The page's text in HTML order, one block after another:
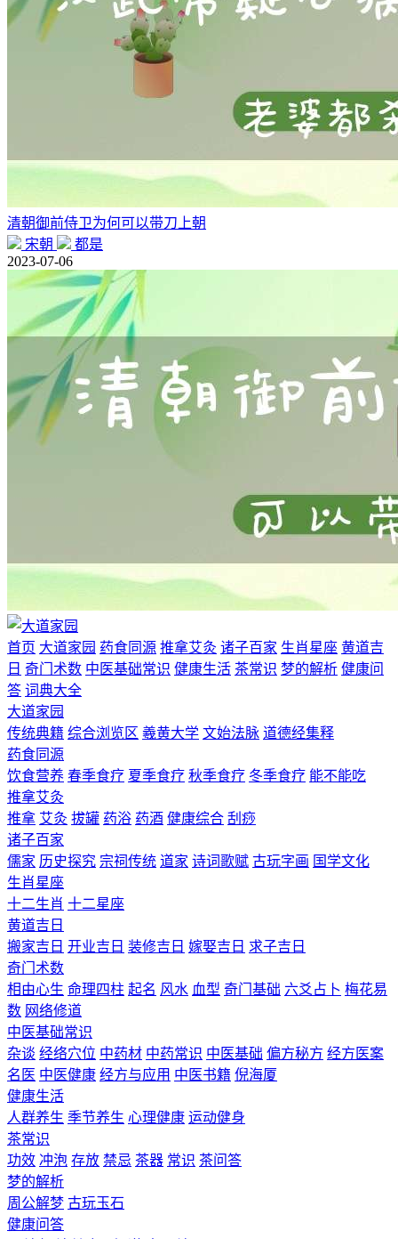
清朝御前侍卫为何可以带刀上朝
宋朝
都是
2023-07-06
首页 大道家园 药食同源 推拿艾灸 诸子百家 生肖星座 黄道吉
日 奇门术数 中医基础常识 健康生活 茶常识 梦的解析 健康问
答 词典大全
大道家园
传统典籍 综合浏览区 羲黄大学 文始法脉 道德经集释
药食同源
饮食营养 春季食疗 夏季食疗 秋季食疗 冬季食疗 能不能吃
推拿艾灸
推拿 艾灸 拔罐 药浴 药酒 健康综合 刮痧
诸子百家
儒家 历史探究 宗祠传统 道家 诗词歌赋 古玩字画 国学文化
生肖星座
十二生肖 十二星座
黄道吉日
搬家吉日 开业吉日 装修吉日 嫁娶吉日 求子吉日
奇门术数
相由心生 命理四柱 起名 风水 血型 奇门基础 六爻占卜 梅花易
数 网络修道
中医基础常识
杂谈 经络穴位 中药材 中药常识 中医基础 偏方秘方 经方医案
名医 中医健康 经方与应用 中医书籍 倪海厦
健康生活
人群养生 季节养生 心理健康 运动健身
茶常识
功效 冲泡 存放 禁忌 茶器 常识 茶问答
梦的解析
周公解梦 古玩玉石
健康问答